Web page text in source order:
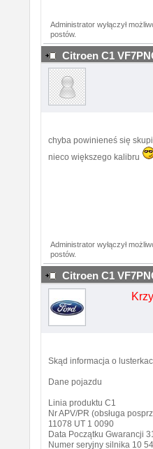
Administrator wyłączył
postów.
Citroen C1
chyba powinieneś się
nieco większego kalibru
Administrator wyłączył
postów.
Citroen C1
Skąd informacja o
Dane pojazdu
Linia produktu C1
Nr APV/PR (obsługa
11078 UT 1 0090
Data Początku Gwarancji
Numer seryjny silnika 10